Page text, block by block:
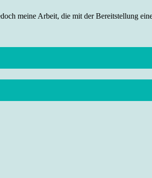
meine Arbeit, die mit der Bereitstellung